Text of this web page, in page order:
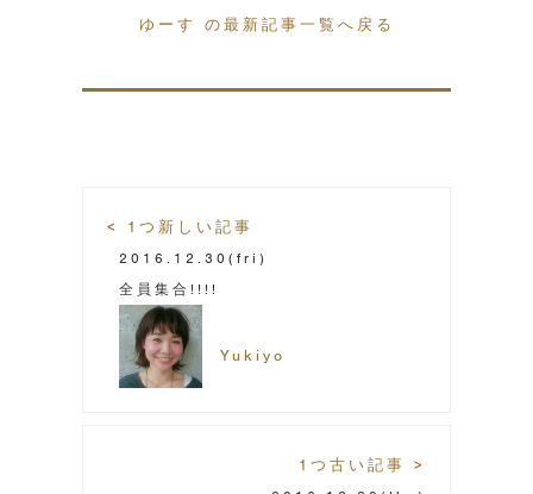
ゆーす の最新記事一覧へ戻る
< 1つ新しい記事
2016.12.30 (fri)
全員集合!!!!
Yukiyo
1つ古い記事 >